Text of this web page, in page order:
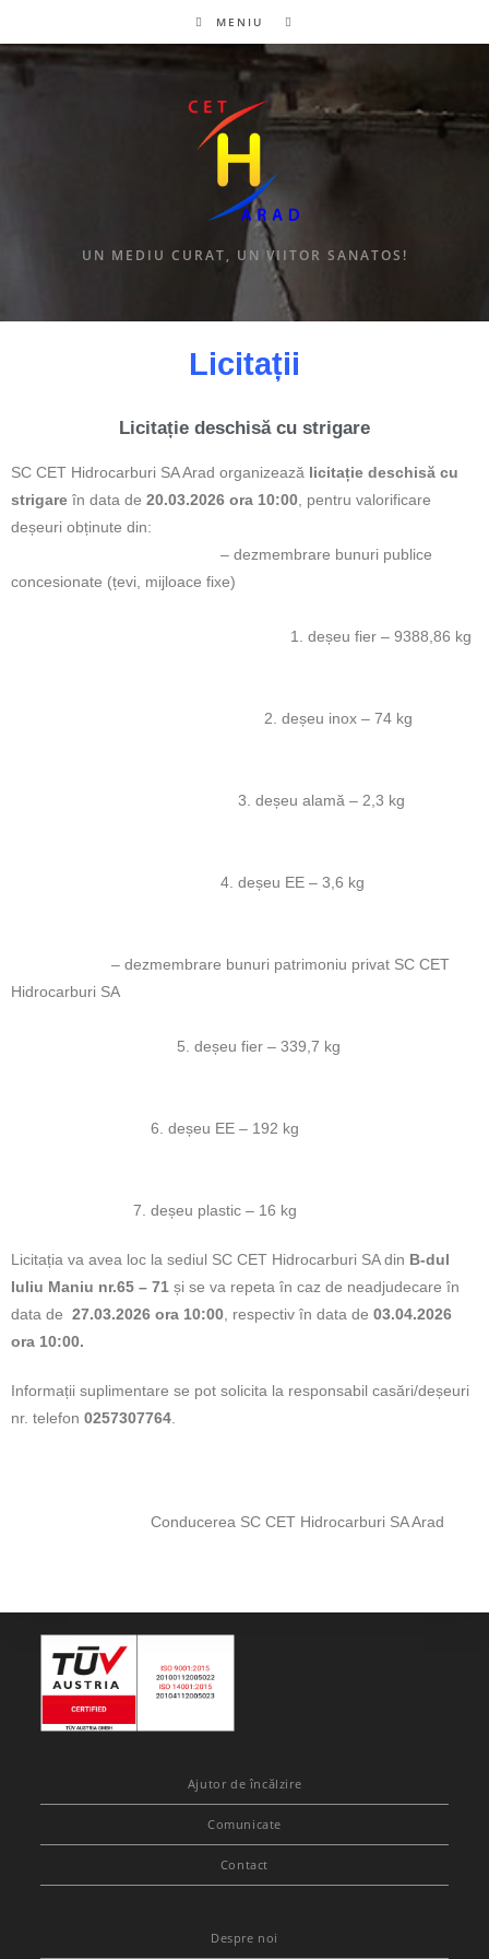
MENIU
UN MEDIU CURAT, UN VIITOR SANATOS!
Licitații
Licitație deschisă cu strigare
SC CET Hidrocarburi SA Arad organizează licitație deschisă cu
strigare în data de 20.03.2026 ora 10:00 , pentru valorificare
deșeuri obținute din:
– dezmembrare bunuri publice
concesionate (țevi, mijloace fixe)
1. deșeu fier – 9388,86 kg
2. deșeu inox – 74 kg
3. deșeu alamă – 2,3 kg
4. deșeu EE – 3,6 kg
– dezmembrare bunuri patrimoniu privat SC CET
Hidrocarburi SA
5. deșeu fier – 339,7 kg
6. deșeu EE – 192 kg
7. deșeu plastic – 16 kg
Licitația va avea loc la sediul SC CET Hidrocarburi SA din B-dul
Iuliu Maniu nr.65 – 71 și se va repeta în caz de neadjudecare în
data de 27.03.2026 ora 10:00 , respectiv în data de 03.04.2026
ora 10:00.
Informații suplimentare se pot solicita la responsabil casări/deșeuri
nr. telefon 0257307764
Conducerea SC CET Hidrocarburi SA Arad
Ajutor de încălzire
Comunicate
Contact
Despre noi